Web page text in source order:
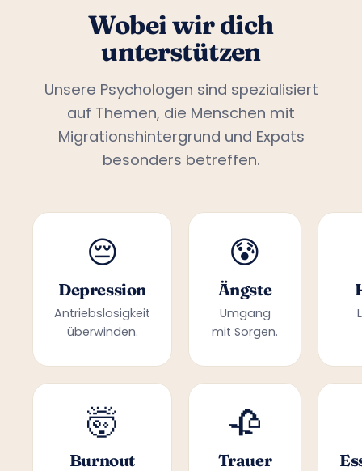
Wobei wir dich
unterstützen
Unsere Psychologen sind spezialisiert
auf Themen, die Menschen mit
Migrationshintergrund und Expats
besonders betreffen.
😔
Depression
Antriebslosigkeit
überwinden.
😰
Ängste
Umgang
mit Sorgen.
🤯
Burnout
🥀
Trauer